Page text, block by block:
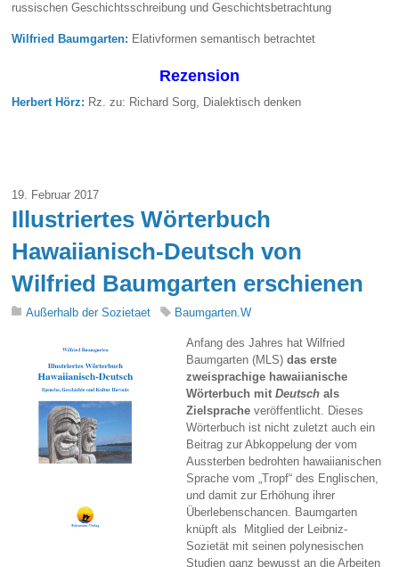
russischen Geschichtsschreibung und Geschichtsbetrachtung
Wilfried Baumgarten: Elativformen semantisch betrachtet
Rezension
Herbert Hörz: Rz. zu: Richard Sorg, Dialektisch denken
19. Februar 2017
Illustriertes Wörterbuch
Hawaiianisch-Deutsch von
Wilfried Baumgarten erschienen
Außerhalb der Sozietaet Baumgarten.W
Anfang des Jahres hat Wilfried
Baumgarten (MLS)das erste
zweisprachige hawaiianische
Wörterbuch mitDeutsch als
Zielsprache veröffentlicht. Dieses
Wörterbuch ist nicht zuletzt auch ein
Beitrag zur Abkoppelung der vom
Aussterben bedrohten hawaiianischen
Sprache vom „Tropf“ des Englischen,
und damit zur Erhöhung ihrer
Überlebenschancen. Baumgarten
knüpft als Mitglied der Leibniz-
Sozietät mit seinen polynesischen
Studien ganz bewusst an die Arbeiten